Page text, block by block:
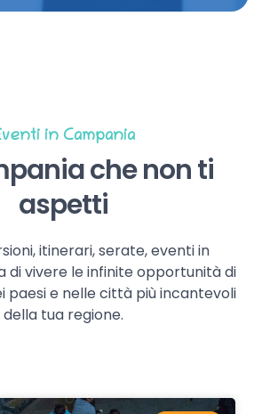
in Campania
che non ti
aspetti
itinerari, serate, eventi in
di vivere le infinite opportunità di
paesi e nelle città più incantevoli
della tua regione.